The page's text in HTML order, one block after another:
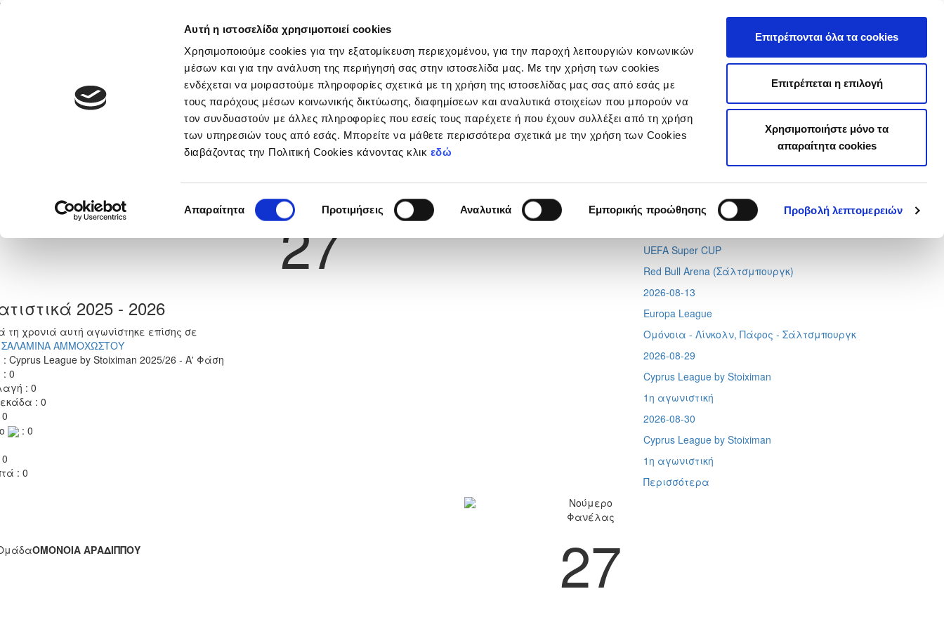
Αυτή η ιστοσελίδα χρησιμοποιεί cookies
Χρησιμοποιούμε cookies για την εξατομίκευση περιεχομένου, για την παροχή λειτουργιών κοινωνικών
μέσων και για την ανάλυση της περιήγησή σας στην ιστοσελίδα μας. Με την χρήση των cookies
ενδέχεται να μοιραστούμε πληροφορίες σχετικά με τη χρήση της ιστοσελίδας μας σας από εσάς με
τους παρόχους μέσων κοινωνικής δικτύωσης, διαφημίσεων και αναλυτικά στοιχείων που μπορούν να
τον συνδυαστούν με άλλες πληροφορίες που εσείς τους παρέχετε ή που έχουν συλλέξει από τη χρήση
των υπηρεσιών τους από εσάς. Μπορείτε να μάθετε περισσότερα σχετικά με την χρήση των Cookies
διαβάζοντας την Πολιτική Cookies κάνοντας κλικ εδώ
συγκατάθεσης
Απαραίτητα Προτιμήσεις Αναλυτικά Εμπορικής προώθησης Προβολή λεπτομερειών
Επιτρέπονται όλα τα cookies
Επιτρέπεται η επιλογή
Χρησιμοποιήστε μόνο τα
απαραίτητα cookies
Νέα & Πληροφορίες Εθνικές Ομάδες Διοργανώσεις
Previous Next
ΚΩΝΣΤΑΝΤΙΝΟΣ ΑΝΘΙΜΟΥ
Νούμερο Φανέλας
27
2025 - 2026
τη χρονιά αυτή αγωνίστηκε επίσης σε
ΑΜΜΟΧΩΣΤΟΥ
Cyprus League by Stoiximan 2025/26 - Α' Φάση
: 0
: 0
: 0
: 0
: 0
ΟΜΟΝΟΙΑ ΑΡΑΔΙΠΠΟΥ
Νούμερο
Φανέλας
27
Tweets by CyprusFA
Προσεχή γεγονότα
Conference League
Απόλλων - Μπραν
UEFA Super CUP
Red Bull Arena (Σάλτσμπουργκ)
2026-08-13
Europa League
Ομόνοια - Λίνκολν, Πάφος - Σάλτσμπουργκ
2026-08-29
Cyprus League by Stoiximan
1η αγωνιστική
2026-08-30
Cyprus League by Stoiximan
1η αγωνιστική
Περισσότερα